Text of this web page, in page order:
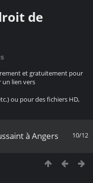
de
et gratuitement pour
lien vers
ou pour des fichiers HD,
10/12
à Angers